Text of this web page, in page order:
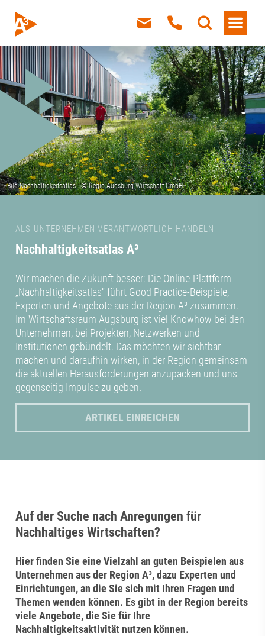
ALS UNTERNEHMEN VERANTWORTLICH HANDELN
Nachhaltigkeitsatlas A³
Wir machen die Zukunft besser: Die Online-Plattform
„Nachhaltigkeitsatlas“ führt Good Practice-Beispiele,
Experten und Angebote aus der Region A³ zusammen.
Im Wirtschaftsraum Augsburg ist viel Knowhow bei den
Unternehmen, bei Projekten, Netzwerken und
Institutionen gebündelt. Das möchten wir sichtbar
machen und daraufhin wirken, in der Region gemeinsam
die aktuellen Herausforderungen anzupacken und uns
gegenseitig Impulse zu geben.
ARTIKEL EINREICHEN
Auf der Suche nach Anregungen für
Nachhaltiges Wirtschaften?
Hier finden Sie eine Vielzahl an guten Beispielen aus
Unternehmen aus der Region A³, dazu Experten und
Einrichtungen, an die Sie sich mit Ihren Fragen und
Themen wenden können. Es gibt in der Region bereits
viele Angebote, die Sie für Ihre
Nachhaltigkeitsaktivität nutzen können.